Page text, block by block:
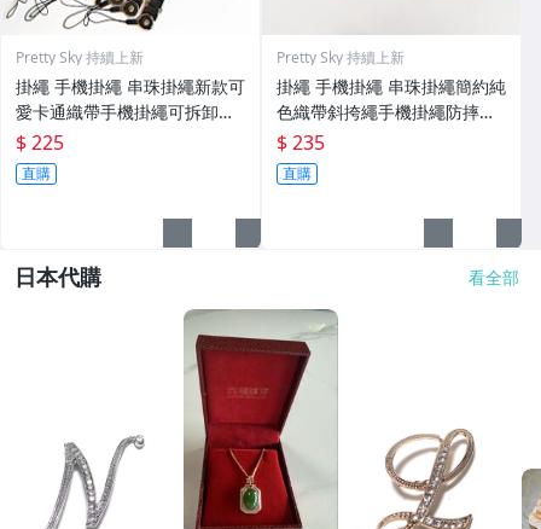
Pretty Sky 持續上新
掛繩 手機掛繩 串珠掛繩新款可
愛卡通織帶手機掛繩可拆卸分
旋轉掛繩工作牌吊繩掛脖繩
【買一送一】
$ 225
直購
Pretty Sky 持續上新
掛繩 手機掛繩 串珠掛繩簡約純
色織帶斜挎繩手機掛繩防摔相
機時尚包包掛脖繩【買一送
一】
$ 235
直購
日本代購 看全部